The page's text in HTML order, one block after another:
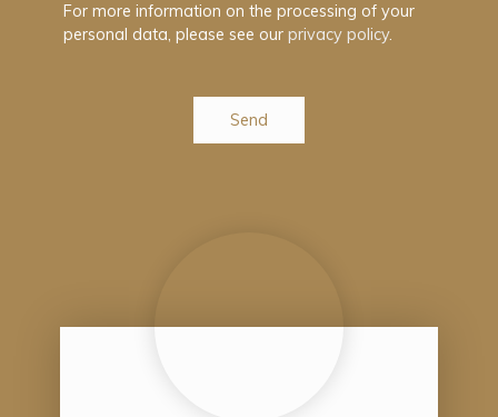
For more information on the processing of your
personal data, please see our privacy policy.
Send